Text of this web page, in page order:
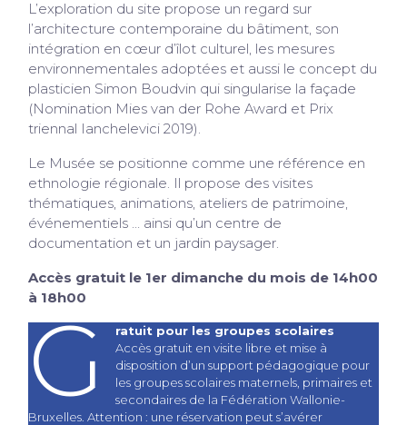
L’exploration du site propose un regard sur
l’architecture contemporaine du bâtiment, son
intégration en cœur d’îlot culturel, les mesures
environnementales adoptées et aussi le concept du
plasticien Simon Boudvin qui singularise la façade
(Nomination Mies van der Rohe Award et Prix
triennal Ianchelevici 2019).
Le Musée se positionne comme une référence en
ethnologie régionale. Il propose des visites
thématiques, animations, ateliers de patrimoine,
événementiels … ainsi qu’un centre de
documentation et un jardin paysager.
Accès gratuit le 1er dimanche du mois de 14h00
à 18h00
G
ratuit pour les groupes scolaires
Accès gratuit en visite libre et mise à
disposition d’un support pédagogique pour
les groupes scolaires maternels, primaires et
secondaires de la Fédération Wallonie-
Bruxelles. Attention : une réservation peut s’avérer